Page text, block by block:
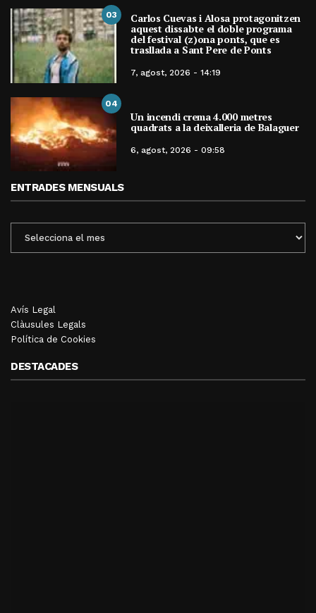
03 Carlos Cuevas i Alosa protagonitzen
aquest dissabte el doble programa
del festival (z)ona ponts, que es
trasllada a Sant Pere de Ponts
7, agost, 2026 - 14:19
04
Un incendi crema 4.000 metres
quadrats a la deixalleria de Balaguer
6, agost, 2026 - 09:58
ENTRADES MENSUALS
MENSUALS
Avís Legal
Clàusules Legals
Política de Cookies
DESTACADES